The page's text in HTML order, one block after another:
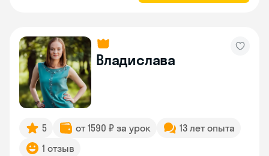
Владислава
5 от 1590 ₽ за урок
13 лет опыта
1 отзыв